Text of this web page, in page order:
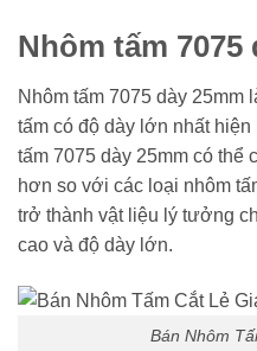
Nhôm tấm 7075
Nhôm tấm 7075 dày 25mm
tấm có độ dày lớn nhất
tấm 7075 dày 25mm có
hơn so với các loại nhôm
trở thành vật liệu lý tưởng
cao và độ dày lớn.
Bán Nhôm